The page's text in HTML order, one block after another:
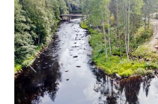
Edellinen